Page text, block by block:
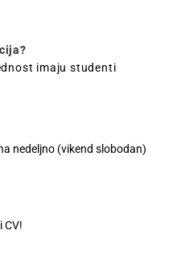
imaju studenti
nedeljno (vikend slobodan)
CV!